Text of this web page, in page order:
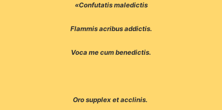
«Confutatis maledictis
Flammis acribus addictis.
Voca me cum benedictis.
Oro supplex et acclinis.